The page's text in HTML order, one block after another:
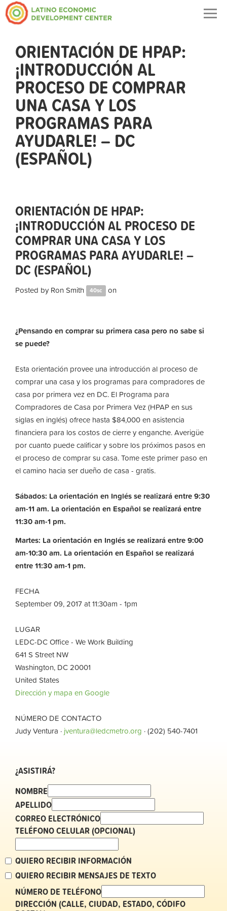
ORIENTACIÓN DE HPAP:
¡INTRODUCCIÓN AL
PROCESO DE COMPRAR
UNA CASA Y LOS
PROGRAMAS PARA
AYUDARLE! – DC
(ESPAÑOL)
ORIENTACIÓN DE HPAP:
¡INTRODUCCIÓN AL PROCESO DE
COMPRAR UNA CASA Y LOS
PROGRAMAS PARA AYUDARLE! –
DC (ESPAÑOL)
Posted by Ron Smith 40sc on
¿Pensando en comprar su primera casa pero no sabe si
se puede?
Esta orientación provee una introducción al proceso de
comprar una casa y los programas para compradores de
casa por primera vez en DC. El Programa para
Compradores de Casa por Primera Vez (HPAP en sus
siglas en inglés) ofrece hasta $84,000 en asistencia
financiera para los costos de cierre y enganche. Averigüe
por cuanto puede calificar y sobre los próximos pasos en
el proceso de comprar su casa. Tome este primer paso en
el camino hacia ser dueño de casa - gratis.
Sábados: La orientación en Inglés se realizará entre 9:30
am-11 am. La orientación en Español se realizará entre
11:30 am-1 pm.
Martes: La orientación en Inglés se realizará entre 9:00
am-10:30 am. La orientación en Español se realizará
entre 11:30 am-1 pm.
FECHA
September 09, 2017 at 11:30am - 1pm
LUGAR
LEDC-DC Office - We Work Building
641 S Street NW
Washington, DC 20001
United States
Dirección y mapa en Google
NÚMERO DE CONTACTO
Judy Ventura · jventura@ledcmetro.org · (202) 540-7401
¿ASISTIRÁ?
NOMBRE
APELLIDO
CORREO ELECTRÓNICO
TELÉFONO CELULAR (OPCIONAL)
QUIERO RECIBIR INFORMACIÓN
QUIERO RECIBIR MENSAJES DE TEXTO
NÚMERO DE TELÉFONO
DIRECCIÓN (CALLE, CIUDAD, ESTADO, CÓDIFO